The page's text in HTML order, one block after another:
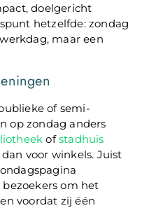
doelgericht
hetzelfde: zondag
maar een
of semi-
op zondag anders
ofstadhuis
voor winkels. Juist
om het
voordat zij één